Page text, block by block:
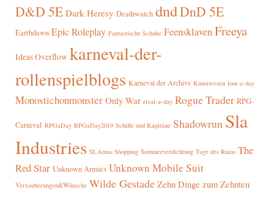
D&D 5E Dark Heresy Deathwatch dndDnD 5E
Earthdawn Epic Roleplay Fantastische Schuhe FeensklavenFreeya
Ideas Overflow karneval-der-
rollenspielblogs Karneval der Archive Kunstwesen loot-a-day
Monostichonmonster Only War rival-a-day Rogue Trader RPG-
Carnival RPGaDay RPGaDay2019 Schiffe und Kapitäne Shadowrun Sla
Industries SLAmas Shopping Sommerverdichtung Tage des Ruins The
Red Star Unknown Armies Unknown Mobile Suit
Verzauberungen&Wünsche Wilde Gestade Zehn Dinge zum Zehnten